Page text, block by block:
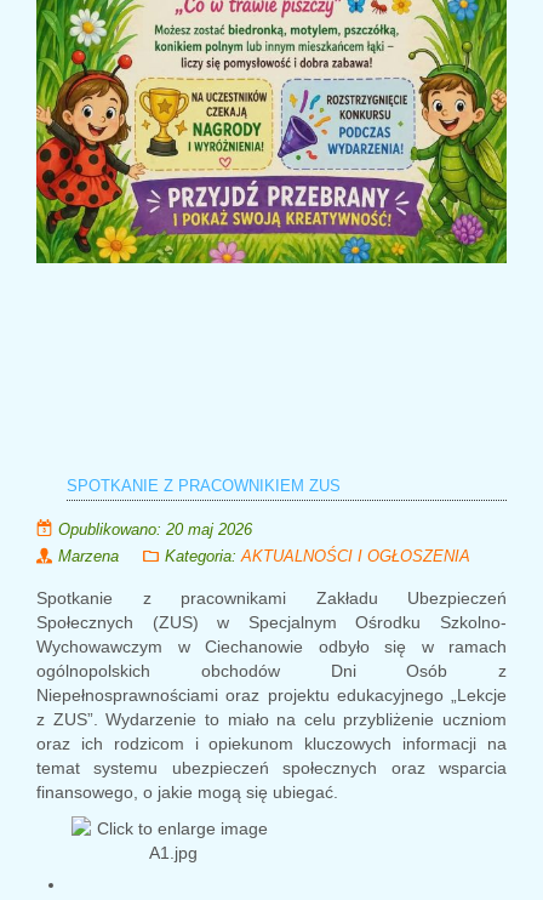
SPOTKANIE Z PRACOWNIKIEM ZUS
Opublikowano: 20 maj 2026
Marzena
Kategoria: AKTUALNOŚCI I OGŁOSZENIA
Spotkanie z pracownikami Zakładu Ubezpieczeń
Społecznych (ZUS) w Specjalnym Ośrodku Szkolno-
Wychowawczym w Ciechanowie odbyło się w ramach
ogólnopolskich obchodów Dni Osób z
Niepełnosprawnościami oraz projektu edukacyjnego „Lekcje
z ZUS”. Wydarzenie to miało na celu przybliżenie uczniom
oraz ich rodzicom i opiekunom kluczowych informacji na
temat systemu ubezpieczeń społecznych oraz wsparcia
finansowego, o jakie mogą się ubiegać.